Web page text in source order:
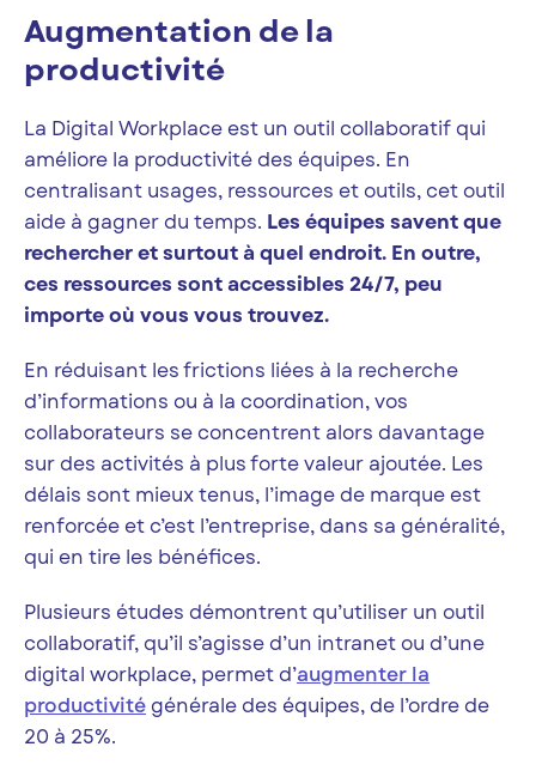
Augmentation de la
productivité
La Digital Workplace est un outil collaboratif qui
améliore la productivité des équipes. En
centralisant usages, ressources et outils, cet outil
aide à gagner du temps. Les équipes savent que
rechercher et surtout à quel endroit. En outre,
ces ressources sont accessibles 24/7, peu
importe où vous vous trouvez.
En réduisant les frictions liées à la recherche
d’informations ou à la coordination, vos
collaborateurs se concentrent alors davantage
sur des activités à plus forte valeur ajoutée. Les
délais sont mieux tenus, l’image de marque est
renforcée et c’est l’entreprise, dans sa généralité,
qui en tire les bénéfices.
Plusieurs études démontrent qu’utiliser un outil
collaboratif, qu’il s’agisse d’un intranet ou d’une
digital workplace, permet d’augmenter la
productivitégénérale des équipes, de l’ordre de
20 à 25%.